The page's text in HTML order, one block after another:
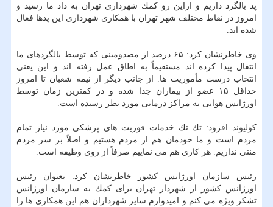
پد بالگرد داریم و ازاین رو كمك شهرداری تهران به داد ما رسید و
امروز در نقاط مختلف شهر تهران با همكاری شهرداری این پدها فعال
شده اند.
وی خاطرنشان كرد: ۶۵ درصد از مصدومینی كه توسط بالگردهای ما
انتقال پیدا كرده اند مستقیماً به اطاق عمل رفته اند و این یعنی
انتخاب درست مأموریت ها. از جانب دیگر از نیمه شعبان تا امروز
حداقل ۱۵ عضو از بیماران جدا شده و در كمترین زمان توسط
اورژانس هوایی به مراكز درمانی مورد نظر رسیده است.
كولیوند افزود: تك تك خدمات فوریت های پزشكی مورد نیاز تمام
مردم است و ما خودمان هم از مردم هستیم و اصلاً بر سر مردم
منتی نداریم. هر كاری هم می نماییم صرفاً از روی وظیفه است.
رئیس سازمان اورژانس كشور خاطرنشان كرد: بعنوان رئیس
اورژانس كشور از شهردار تهران برای كمك به سازمان اورژانس
تشكر ویژه می كنم و امیدوارم سایر شهرداران هم این همكاری ها را